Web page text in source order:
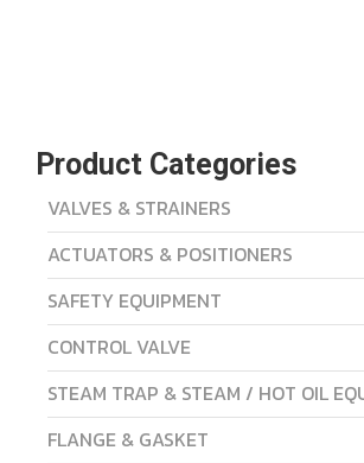
Product Categories
VALVES & STRAINERS
ACTUATORS & POSITIONERS
SAFETY EQUIPMENT
CONTROL VALVE
STEAM TRAP & STEAM / HOT OIL
FLANGE & GASKET